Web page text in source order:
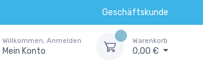
Geschäftskunde
Willkommen, Anmelden
Mein Konto
Warenkorb
0,00 €